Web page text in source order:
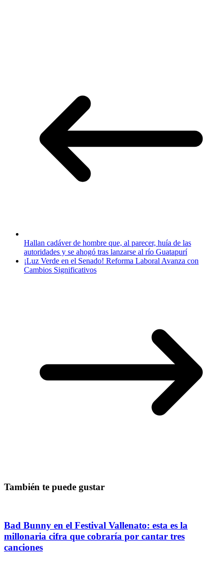
Hallan cadáver de hombre que, al parecer, huía de las
autoridades y se ahogó tras lanzarse al río Guatapurí
¡Luz Verde en el Senado! Reforma Laboral Avanza con
Cambios Significativos
También te puede gustar
Bad Bunny en el Festival Vallenato: esta es la
millonaria cifra que cobraría por cantar tres
canciones